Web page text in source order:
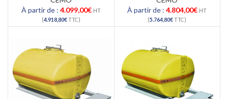
À partir de : 4.099,00€ HT
(4.918,80€TTC)
À partir de :4.804,00€ HT
(5.764,80€TTC)